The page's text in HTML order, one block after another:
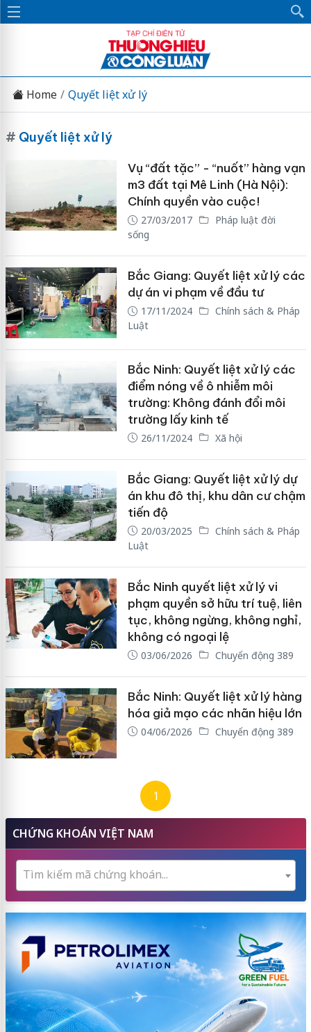
Home Quyết liệt xử lý
# Quyết liệt xử lý
Vụ “đất tặc” - “nuốt” hàng vạn
m3 đất tại Mê Linh (Hà Nội):
Chính quyền vào cuộc!
27/03/2017
Pháp luật đời
sống
Bắc Giang: Quyết liệt xử lý các
dự án vi phạm về đầu tư
17/11/2024
Chính sách & Pháp
Luật
Bắc Ninh: Quyết liệt xử lý các
điểm nóng về ô nhiễm môi
trường: Không đánh đổi môi
trường lấy kinh tế
26/11/2024 Xã hội
Bắc Giang: Quyết liệt xử lý dự
án khu đô thị, khu dân cư chậm
tiến độ
20/03/2025
Chính sách & Pháp
Luật
Bắc Ninh quyết liệt xử lý vi
phạm quyền sở hữu trí tuệ, liên
tục, không ngừng, không nghỉ,
không có ngoại lệ
03/06/2026 Chuyển động 389
Bắc Ninh: Quyết liệt xử lý hàng
hóa giả mạo các nhãn hiệu lớn
04/06/2026 Chuyển động 389
1
CHỨNG KHOÁN VIỆT NAM
Tìm kiếm mã chứng khoán...